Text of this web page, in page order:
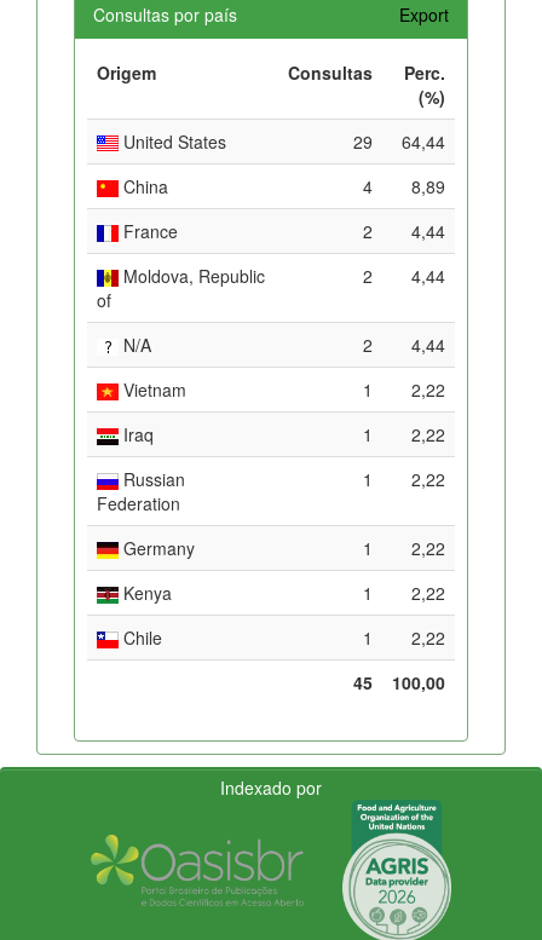
Consultas por país Export
Origem Consultas
Perc.
(%)
United States
29
64,44
China
4
8,89
France
2
4,44
Moldova, Republic
of
2 4,44
N/A 2
4,44
Vietnam
1
2,22
Iraq
1
2,22
Russian
Federation
1 2,22
Germany 1
2,22
Kenya
1
2,22
Chile
1
2,22
45
100,00
Indexado por